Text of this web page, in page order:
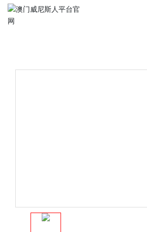
澳门威尼斯人平